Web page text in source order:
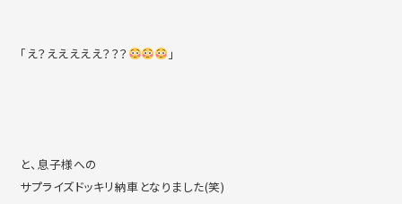
「え？えええええ？？？ 」
と、息子様への
サプライズドッキリ納車となりました(笑)